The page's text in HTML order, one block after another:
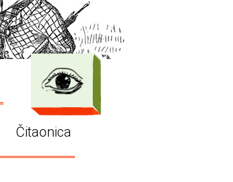
Čitaonica